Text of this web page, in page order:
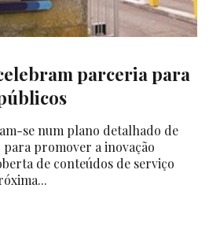
parceria para
se num plano detalhado de
promover a inovação
de conteúdos de serviço